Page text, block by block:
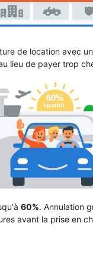
de location avec
lieu de payer trop
60%. Annulation
avant la prise en